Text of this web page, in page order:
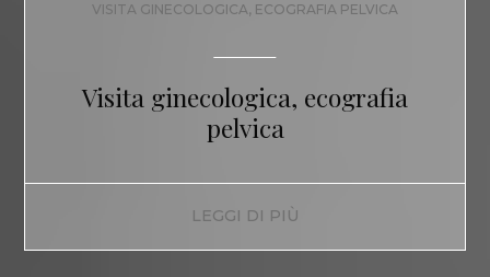
VISITA GINECOLOGICA, ECOGRAFIA PELVICA
Visita ginecologica, ecografia
pelvica
LEGGI DI PIÙ